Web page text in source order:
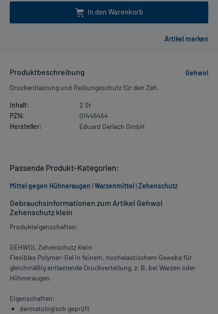
In den Warenkorb
Produktbeschreibung
Gehwol
Druckentlastung und Reibungsschutz für den Zeh.
Inhalt:
2 St
PZN:
01445454
Hersteller:
Eduard Gerlach GmbH
Gebrauchsinformationen zum Artikel Gehwol
Zehenschutz klein
Produkteigenschaften:
GEHWOL Zehenschutz klein
Flexibles Polymer-Gel in feinem, hochelastischem Gewebe für
gleichmäßig entlastende Druckverteilung, z. B. bei Warzen oder
Hühneraugen.
Eigenschaften:
dermatologisch geprüft
Passende Produkt-Kategorien:
Mittel gegen Hühneraugen |Warzenmittel|Zehenschutz